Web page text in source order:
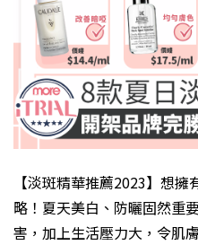
【淡斑精華推薦2023】想
略！夏天美白、防曬固然重
害，加上生活壓力大，令肌